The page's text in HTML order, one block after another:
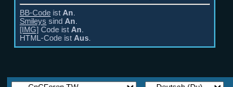
BB-Code ist An
Smileys sind An
[IMG] Code ist An
HTML-Code ist Aus